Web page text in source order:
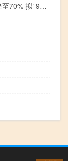
美锦能源控股股东质押率降至70% 拟19亿转让5%股份引入战投